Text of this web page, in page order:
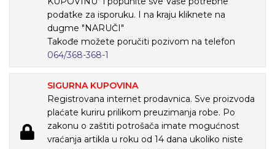
podatke za isporuku. I na kraju kliknete na
dugme "NARUČI"
Takođe možete poručiti pozivom na telefon
064/368-368-1
SIGURNA KUPOVINA
Registrovana internet prodavnica. Sve proizvoda
plaćate kuriru prilikom preuzimanja robe. Po
zakonu o zaštiti potrošača imate mogućnost
vraćanja artikla u roku od 14 dana ukoliko niste